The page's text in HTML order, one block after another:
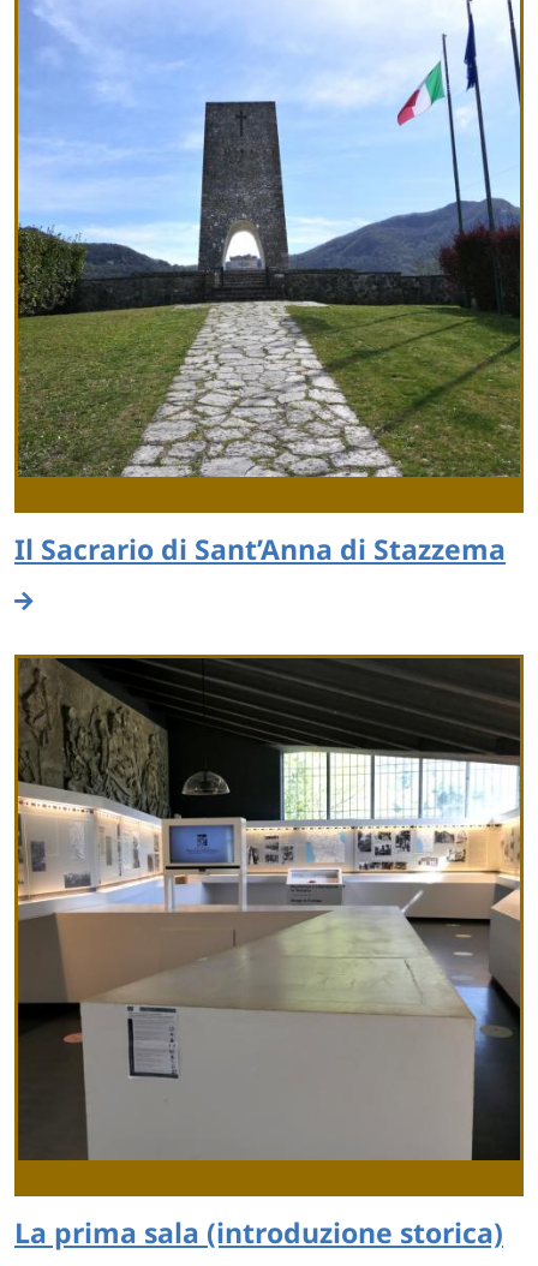
Il Sacrario di Sant’Anna di Stazzema
La prima sala (introduzione storica)